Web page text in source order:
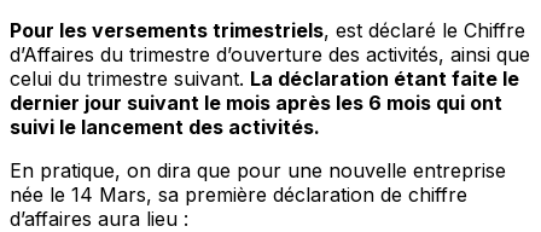
Pour les versements trimestriels, est déclaré le Chiffre
d’Affaires du trimestre d’ouverture des activités, ainsi que
celui du trimestre suivant. La déclaration étant faite le
dernier jour suivant le mois après les 6 mois qui ont
suivi le lancement des activités.
En pratique, on dira que pour une nouvelle entreprise
née le 14 Mars, sa première déclaration de chiffre
d’affaires aura lieu :